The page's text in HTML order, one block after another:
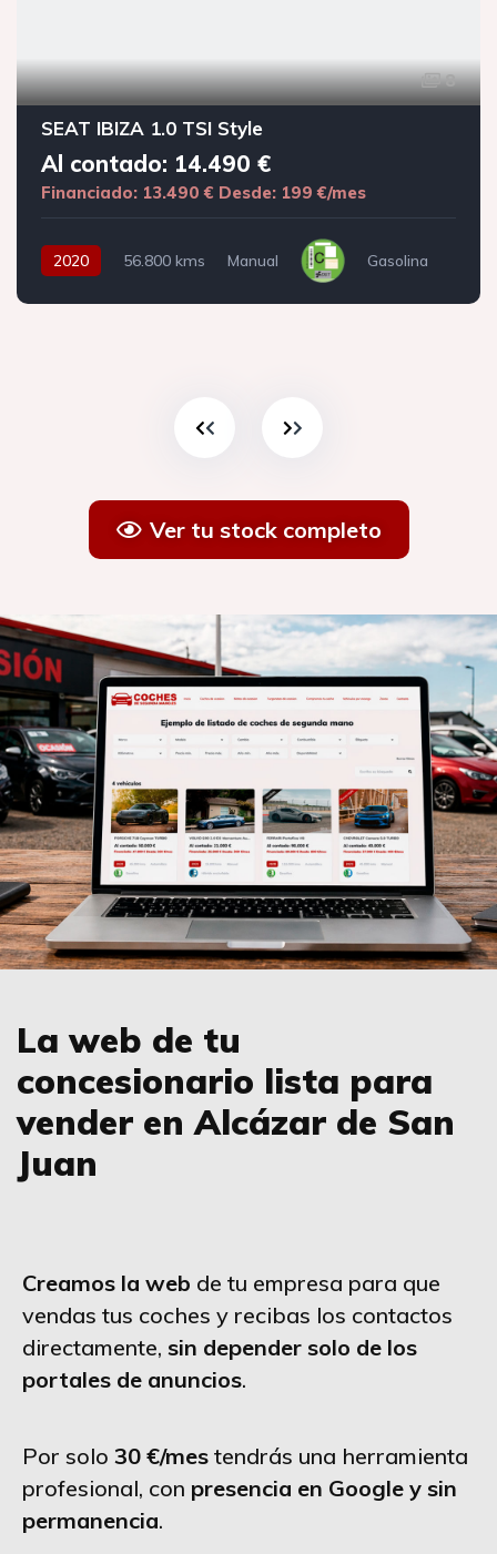
8
SEAT IBIZA 1.0 TSI Style
Al contado: 14.490 €
Financiado: 13.490 € Desde: 199 €/mes
2020 56.800 kms Manual Gasolina
Ver tu stock completo
La web de tu
concesionario lista para
vender en Alcázar de San
Juan
Creamos la web de tu empresa para que
vendas tus coches y recibas los contactos
directamente, sin depender solo de los
portales de anuncios.
Por solo 30 €/mes tendrás una herramienta
profesional, con presencia en Google y sin
permanencia.